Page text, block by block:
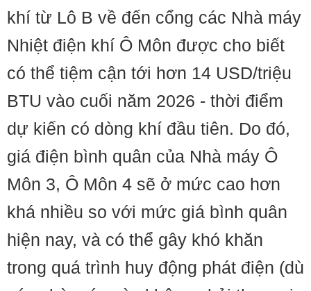
khí từ Lô B về đến cổng các Nhà máy
Nhiệt điện khí Ô Môn được cho biết
có thể tiệm cận tới hơn 14 USD/triệu
BTU vào cuối năm 2026 - thời điểm
dự kiến có dòng khí đầu tiên. Do đó,
giá điện bình quân của Nhà máy Ô
Môn 3, Ô Môn 4 sẽ ở mức cao hơn
khá nhiều so với mức giá bình quân
hiện nay, và có thể gây khó khăn
trong quá trình huy động phát điện (dù